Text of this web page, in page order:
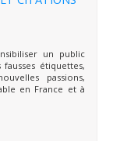
un public
étiquettes,
passions,
en France et à